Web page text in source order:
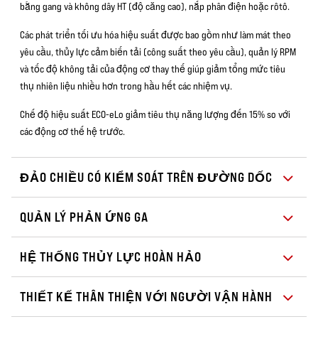
bằng gang và không dây HT (độ căng cao), nắp phân điện hoặc rôtô.
Các phát triển tối ưu hóa hiệu suất được bao gồm như làm mát theo
yêu cầu, thủy lực cảm biến tải (công suất theo yêu cầu), quản lý RPM
và tốc độ không tải của động cơ thay thế giúp giảm tổng mức tiêu
thụ nhiên liệu nhiều hơn trong hầu hết các nhiệm vụ.
Chế độ hiệu suất ECO-eLo giảm tiêu thụ năng lượng đến 15% so với
các động cơ thế hệ trước.
ĐẢO CHIỀU CÓ KIỂM SOÁT TRÊN ĐƯỜNG DỐC
QUẢN LÝ PHẢN ỨNG GA
HỆ THỐNG THỦY LỰC HOÀN HẢO
THIẾT KẾ THÂN THIỆN VỚI NGƯỜI VẬN HÀNH